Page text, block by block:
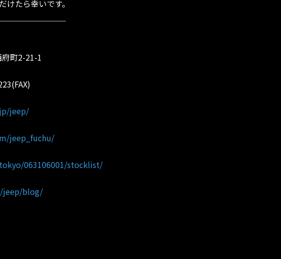
たら幸いです。
町2-21-1
jeep/
jeep_fuchu/
063106001/stocklist/
jeep/blog/